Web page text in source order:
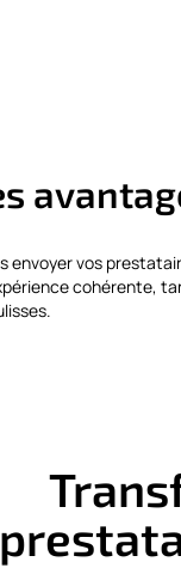
envoyer vos
cohérente,